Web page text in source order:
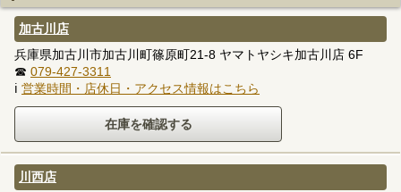
加古川店
兵庫県加古川市加古川町篠原町21-8 ヤマトヤシキ加古川店 6F
☎ 079-427-3311
ℹ 営業時間・店休日・アクセス情報はこちら
川西店